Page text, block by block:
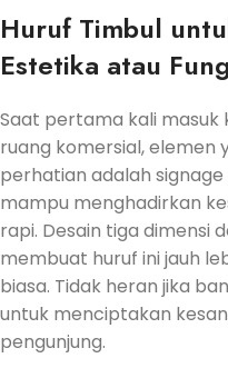
Huruf Timbul
Estetika atau
Saat pertama kali masuk
ruang komersial, elemen
perhatian adalah
mampu menghadirkan
rapi. Desain tiga dimensi
membuat huruf ini jauh
biasa. Tidak heran jika
untuk menciptakan
pengunjung.